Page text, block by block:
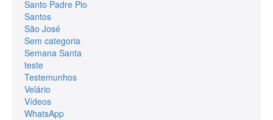
Santo Padre Pio
Santos
São José
Sem categoria
Semana Santa
teste
Testemunhos
Velário
Vídeos
WhatsApp